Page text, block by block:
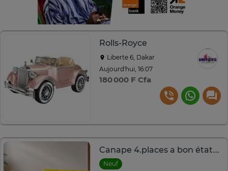
Rolls-Royce
Liberte 6, Dakar
Aujourd'hui, 16:07
180 000 F Cfa
Canape 4.places a bon état italienne
Neuf